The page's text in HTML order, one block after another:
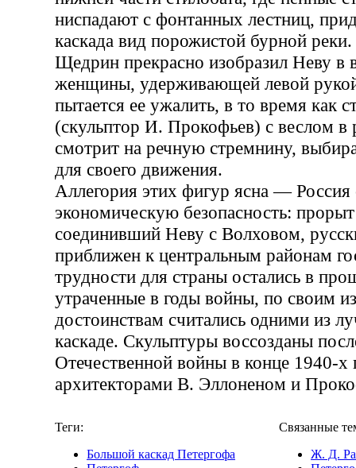
ниспадают с фонтанных лестниц,
каскада вид порожистой бурной
Щедрин прекрасно изобразил Неву в
женщины, удерживающей левой
пытается ее ужалить, в то время как
(скульптор И. Прокофьев) с веслом в
смотрит на речную стремнину,
для своего движения.
Аллегория этих фигур ясна — Россия
экономическую безопасность:
соединивший Неву с Волховом,
приближен к центральным районам
трудности для страны остались в
утраченные в годы войны, по своим
достоинствам считались одними из
каскаде. Скульптуры воссозданы
Отечественной войны в конце 1940-х
архитекторами В. Эллоненом и
Теги:
Большой каскад Петергофа
Связанные
Ж. Д.